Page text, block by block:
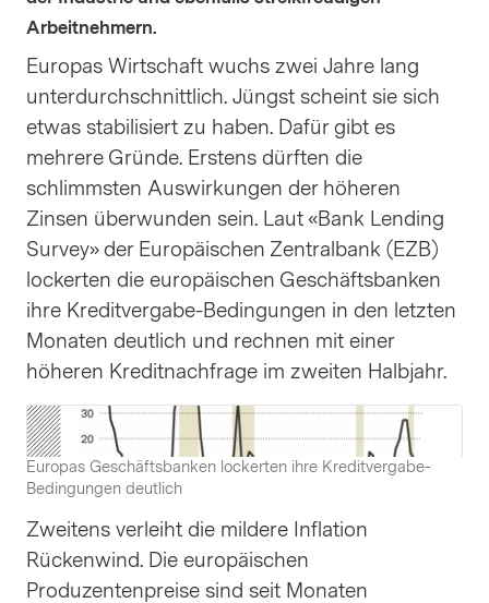
Arbeitnehmern.
Europas Wirtschaft wuchs zwei Jahre lang
unterdurchschnittlich. Jüngst scheint sie sich
etwas stabilisiert zu haben. Dafür gibt es
mehrere Gründe. Erstens dürften die
schlimmsten Auswirkungen der höheren
Zinsen überwunden sein. Laut «Bank Lending
Survey» der Europäischen Zentralbank (EZB)
lockerten die europäischen Geschäftsbanken
ihre Kreditvergabe-Bedingungen in den letzten
Monaten deutlich und rechnen mit einer
höheren Kreditnachfrage im zweiten Halbjahr.
Europas Geschäftsbanken lockerten ihre Kreditvergabe-
Bedingungen deutlich
Zweitens verleiht die mildere Inflation
Rückenwind. Die europäischen
Produzentenpreise sind seit Monaten